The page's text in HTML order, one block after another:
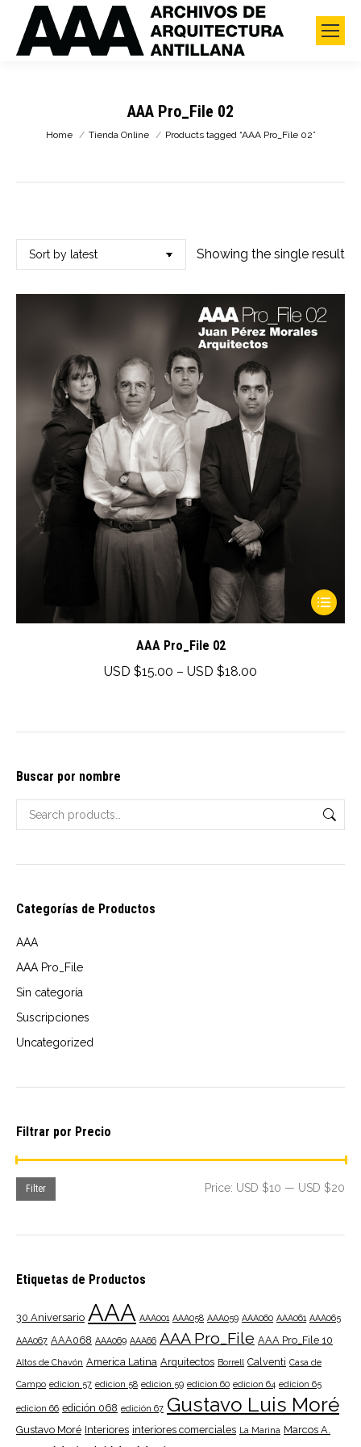
AAA Pro_File 02
You are here:
Home Tienda Online Products tagged “AAA Pro_File 02”
Showing the single result
This
product
options
chosen
on
AAA Pro_File 02
USD $15.00 – USD $18.00
Buscar por nombre
Categorías de Productos
AAA
AAA Pro_File
Sin categoría
Suscripciones
Uncategorized
Filtrar por Precio
Filter Price: USD $10 — USD $20
Etiquetas de Productos
30 Aniversario AAA AAA001 AAA058 AAA059 AAA060 AAA061 AAA065
AAA067 AAA068 AAA069 AAA66 AAA Pro_File AAA Pro_File 10
Altos de Chavón America Latina Arquitectos Borrell Calventi Casa de
Campo edicion 57 edicion 58 edicion 59 edicion 60 edicion 64 edicion 65
edicion 66 edición 068 edición 67 Gustavo Luis Moré
Gustavo Moré Interiores interiores comerciales La Marina Marcos A.